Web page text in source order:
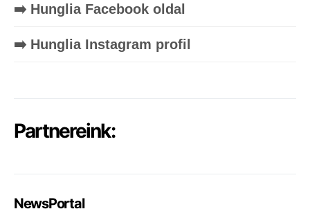
➡️ Hunglia Facebook oldal
➡️ Hunglia Instagram profil
Partnereink:
NewsPortal